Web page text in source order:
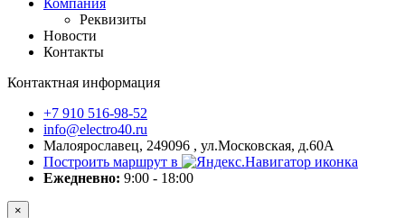
Компания
Реквизиты
Новости
Контакты
Контактная информация
+7 910 516-98-52
info@electro40.ru
Малоярославец, 249096 , ул.Московская, д.60А
Построить маршрут в
Ежедневно: 9:00 - 18:00
×